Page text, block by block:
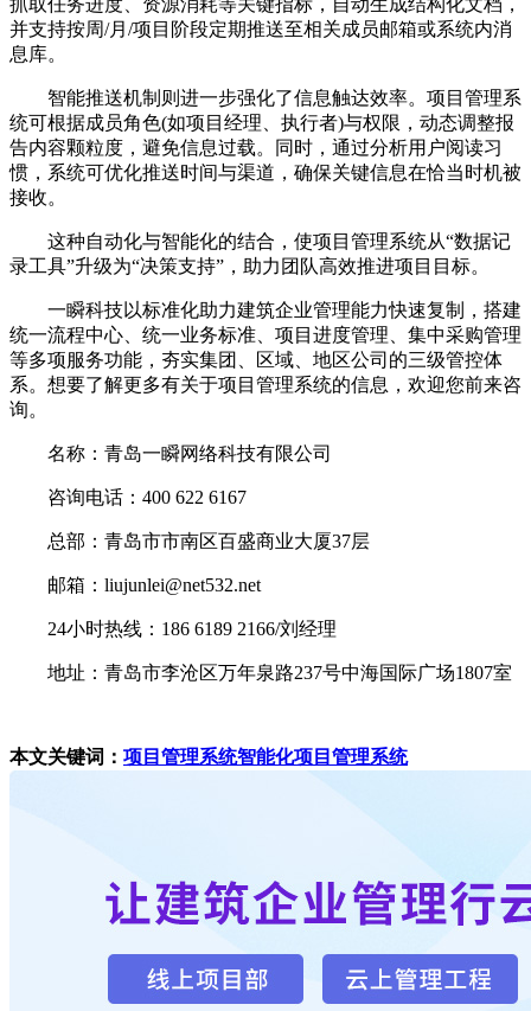
抓取任务进度、资源消耗等关键指标，自动生成结构化文档，
并支持按周/月/项目阶段定期推送至相关成员邮箱或系统内消
息库。
智能推送机制则进一步强化了信息触达效率。项目管理系
统可根据成员角色(如项目经理、执行者)与权限，动态调整报
告内容颗粒度，避免信息过载。同时，通过分析用户阅读习
惯，系统可优化推送时间与渠道，确保关键信息在恰当时机被
接收。
这种自动化与智能化的结合，使项目管理系统从“数据记
录工具”升级为“决策支持”，助力团队高效推进项目目标。
一瞬科技以标准化助力建筑企业管理能力快速复制，搭建
统一流程中心、统一业务标准、项目进度管理、集中采购管理
等多项服务功能，夯实集团、区域、地区公司的三级管控体
系。想要了解更多有关于项目管理系统的信息，欢迎您前来咨
询。
名称：青岛一瞬网络科技有限公司
咨询电话：400 622 6167
总部：青岛市市南区百盛商业大厦37层
邮箱：liujunlei@net532.net
24小时热线：186 6189 2166/刘经理
地址：青岛市李沧区万年泉路237号中海国际广场1807室
本文关键词： 项目管理系统智能化项目管理系统